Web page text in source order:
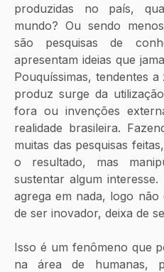
produzidas no país,
mundo? Ou sendo
são pesquisas de
apresentam ideias que
Pouquíssimas, tendentes
produz surge da
fora ou invenções
realidade brasileira.
muitas das pesquisas
o resultado, mas
sustentar algum
agrega em nada, logo não
de ser inovador, deixa de
Isso é um fenômeno que
na área de humanas,